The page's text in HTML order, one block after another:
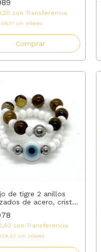
o Tía | AMALO
con Transferencia
sin interés
Comprar
de tigre 2 anillos
de acero, cristal
| AMALO
con Transferencia
sin interés